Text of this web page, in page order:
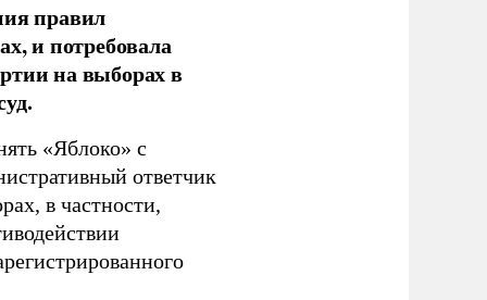
правил
и потребовала
на выборах в
«Яблоко» с
ответчик
в частности,